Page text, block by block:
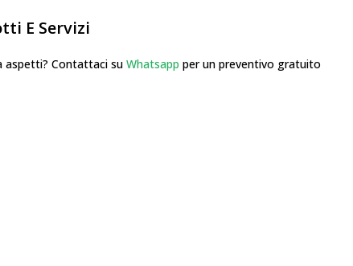
E Servizi
aspetti? Contattaci su Whatsapp per un preventivo gratuito